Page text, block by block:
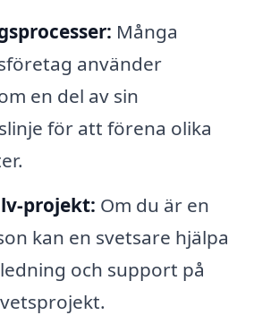
Många
använder
en del av sin
för att förena olika
projekt: Om du är en
kan en svetsare hjälpa
och support på